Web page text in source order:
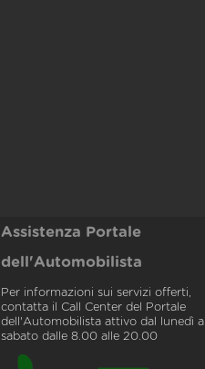
Assistenza Portale
dell'Automobilista
Per informazioni sui servizi offerti,
contatta il Call Center del Portale
dell'Automobilista attivo dal lunedì al
sabato dalle 8.00 alle 20.00